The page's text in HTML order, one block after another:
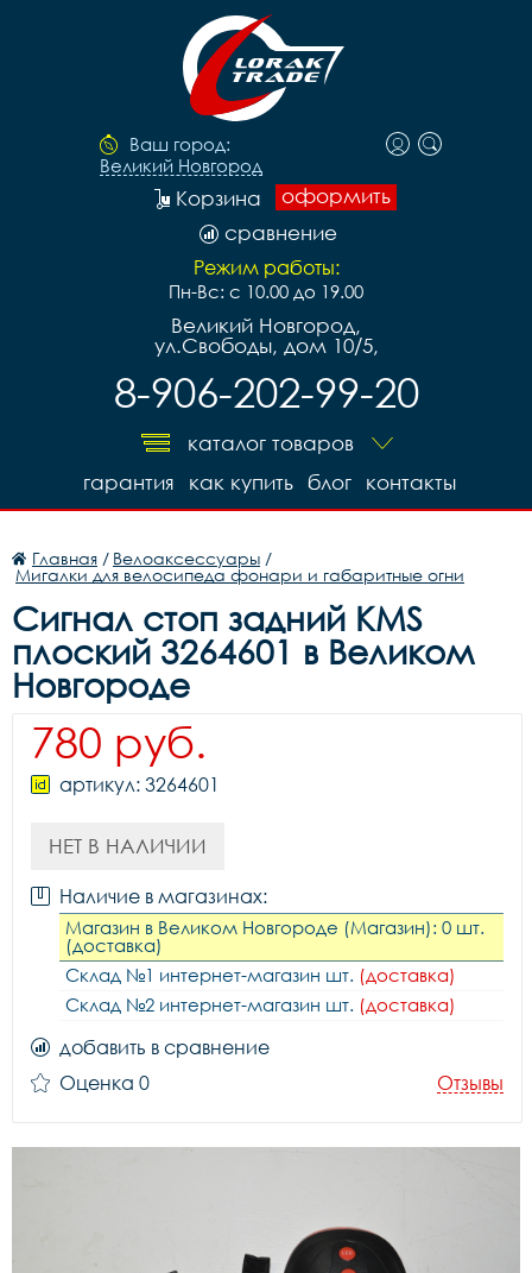
Ваш город:
Великий Новгород
оформить
Корзина
сравнение
Режим работы:
Пн-Вс: с 10.00 до 19.00
Великий Новгород,
ул.Свободы, дом 10/5,
8-906-202-99-20
каталог товаров
контакты
блог
как купить
гарантия
Главная / Велоаксессуары /
Мигалки для велосипеда фонари и габаритные огни
Сигнал стоп задний KMS
плоский 3264601 в Великом
Новгороде
780 руб.
артикул: 3264601
НЕТ В НАЛИЧИИ
Наличие в магазинах:
Магазин в Великом Новгороде (Магазин): 0 шт.
(доставка)
Склад №1 интернет-магазин шт. (доставка)
Склад №2 интернет-магазин шт. (доставка)
добавить в сравнение
Оценка 0
Отзывы